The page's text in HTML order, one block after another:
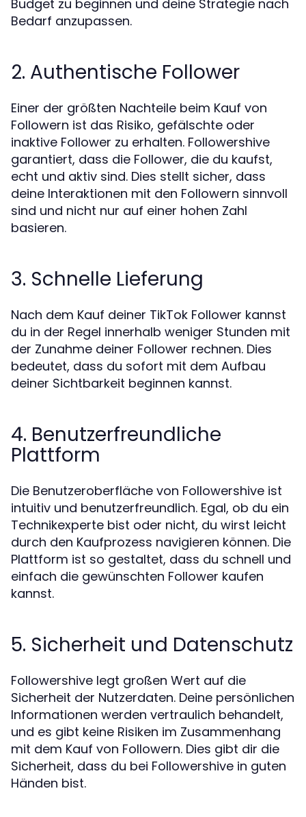
Budget zu beginnen und deine Strategie nach
Bedarf anzupassen.
2. Authentische Follower
Einer der größten Nachteile beim Kauf von
Followern ist das Risiko, gefälschte oder
inaktive Follower zu erhalten. Followershive
garantiert, dass die Follower, die du kaufst,
echt und aktiv sind. Dies stellt sicher, dass
deine Interaktionen mit den Followern sinnvoll
sind und nicht nur auf einer hohen Zahl
basieren.
3. Schnelle Lieferung
Nach dem Kauf deiner TikTok Follower kannst
du in der Regel innerhalb weniger Stunden mit
der Zunahme deiner Follower rechnen. Dies
bedeutet, dass du sofort mit dem Aufbau
deiner Sichtbarkeit beginnen kannst.
4. Benutzerfreundliche
Plattform
Die Benutzeroberfläche von Followershive ist
intuitiv und benutzerfreundlich. Egal, ob du ein
Technikexperte bist oder nicht, du wirst leicht
durch den Kaufprozess navigieren können. Die
Plattform ist so gestaltet, dass du schnell und
einfach die gewünschten Follower kaufen
kannst.
5. Sicherheit und Datenschutz
Followershive legt großen Wert auf die
Sicherheit der Nutzerdaten. Deine persönlichen
Informationen werden vertraulich behandelt,
und es gibt keine Risiken im Zusammenhang
mit dem Kauf von Followern. Dies gibt dir die
Sicherheit, dass du bei Followershive in guten
Händen bist.